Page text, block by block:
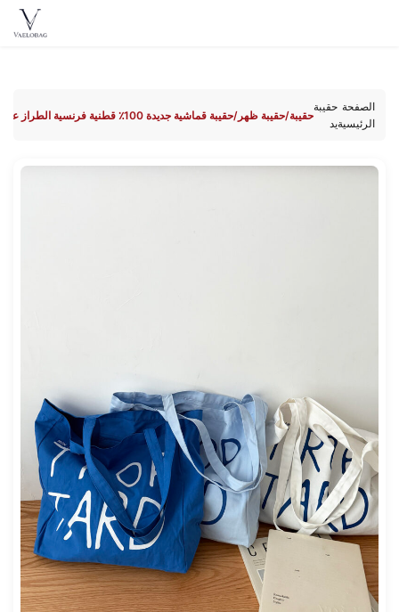
content
Vaelobag
الصفحة
الرئيسية
حقيبة
يد
حقيبة/حقيبة ظهر/حقيبة قماشية جديدة 100٪ قطنية فرنسية الطراز على طراز كلاين كلاين الأزرق